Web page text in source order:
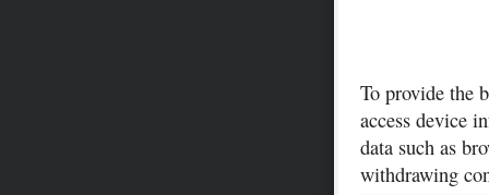
To provide the
access device
data such as
withdrawing